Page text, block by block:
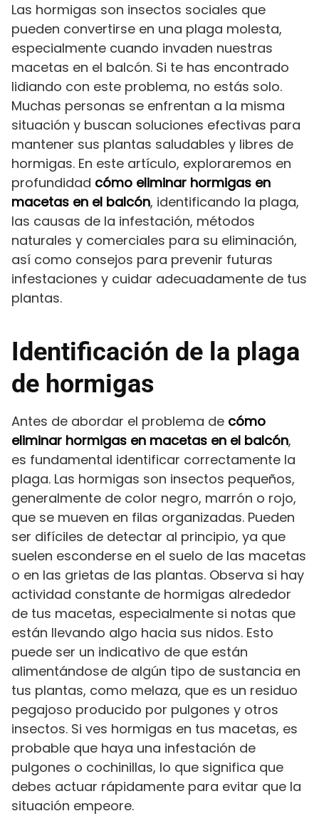
Las hormigas son insectos sociales que
pueden convertirse en una plaga molesta,
especialmente cuando invaden nuestras
macetas en el balcón. Si te has encontrado
lidiando con este problema, no estás solo.
Muchas personas se enfrentan a la misma
situación y buscan soluciones efectivas para
mantener sus plantas saludables y libres de
hormigas. En este artículo, exploraremos en
profundidad cómo eliminar hormigas en
macetas en el balcón, identificando la plaga,
las causas de la infestación, métodos
naturales y comerciales para su eliminación,
así como consejos para prevenir futuras
infestaciones y cuidar adecuadamente de tus
plantas.
Identificación de la plaga
de hormigas
Antes de abordar el problema de cómo
eliminar hormigas en macetas en el balcón,
es fundamental identificar correctamente la
plaga. Las hormigas son insectos pequeños,
generalmente de color negro, marrón o rojo,
que se mueven en filas organizadas. Pueden
ser difíciles de detectar al principio, ya que
suelen esconderse en el suelo de las macetas
o en las grietas de las plantas. Observa si hay
actividad constante de hormigas alrededor
de tus macetas, especialmente si notas que
están llevando algo hacia sus nidos. Esto
puede ser un indicativo de que están
alimentándose de algún tipo de sustancia en
tus plantas, como melaza, que es un residuo
pegajoso producido por pulgones y otros
insectos. Si ves hormigas en tus macetas, es
probable que haya una infestación de
pulgones o cochinillas, lo que significa que
debes actuar rápidamente para evitar que la
situación empeore.